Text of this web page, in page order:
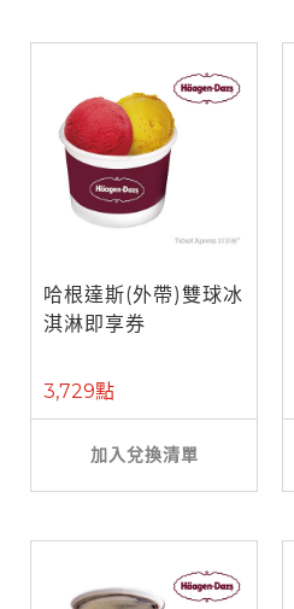
哈根達斯(外帶)雙球冰
淇淋即享券
3,729點
加入兌換清單